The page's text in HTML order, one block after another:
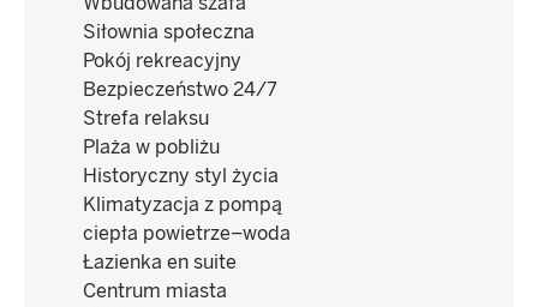
Siłownia społeczna
Pokój rekreacyjny
Bezpieczeństwo 24/7
Strefa relaksu
Plaża w pobliżu
Historyczny styl życia
Klimatyzacja z pompą
ciepła powietrze–woda
Łazienka en suite
Centrum miasta